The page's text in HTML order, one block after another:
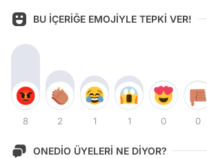
BU İÇERİĞE EMOJİYLE TEPKİ VER!
8 2 1 1 0 0
ONEDİO ÜYELERİ NE DİYOR?